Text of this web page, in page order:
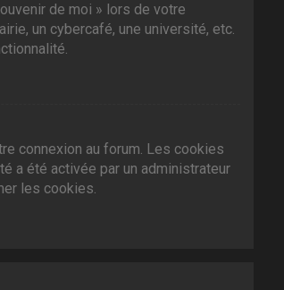
de moi » lors de votre
un cybercafé, une université, etc.
connexion au forum. Les cookies
a été activée par un administrateur
les cookies.